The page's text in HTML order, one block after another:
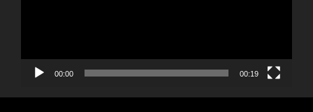
00:00 00:19